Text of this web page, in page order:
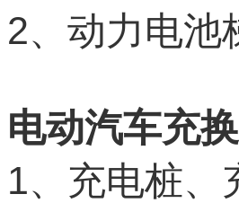
2、动力电池
电动汽车充
1、充电桩、